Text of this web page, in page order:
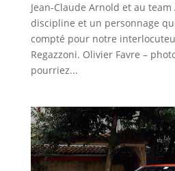
Jean-Claude Arnold et au
discipline et un personnage
compté pour notre
Regazzoni. Olivier Favre –
pourriez...